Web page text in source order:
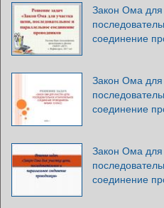
Закон Ома для
соединение
Закон Ома для
соединение
Закон Ома для
соединение